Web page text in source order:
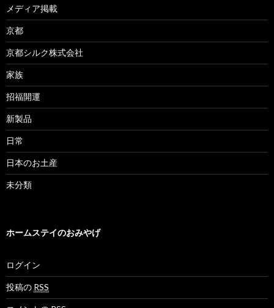
メディア掲載
京都
京都シルク株式会社
家族
招福開運
新製品
日常
日本のお土産
未分類
ホームステイのおみやげ
ログイン
投稿の RSS